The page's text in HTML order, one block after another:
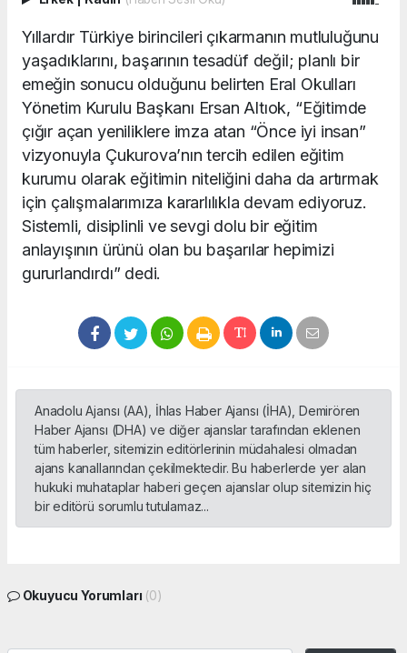
Yıllardır Türkiye birincileri çıkarmanın mutluluğunu
yaşadıklarını, başarının tesadüf değil; planlı bir
emeğin sonucu olduğunu belirten Eral Okulları
Yönetim Kurulu Başkanı Ersan Altıok, “Eğitimde
çığır açan yeniliklere imza atan “Önce iyi insan”
vizyonuyla Çukurova’nın tercih edilen eğitim
kurumu olarak eğitimin niteliğini daha da artırmak
için çalışmalarımıza kararlılıkla devam ediyoruz.
Sistemli, disiplinli ve sevgi dolu bir eğitim
anlayışının ürünü olan bu başarılar hepimizi
gururlandırdı” dedi.
Anadolu Ajansı (AA), İhlas Haber Ajansı (İHA), Demirören
Haber Ajansı (DHA) ve diğer ajanslar tarafından eklenen
tüm haberler, sitemizin editörlerinin müdahalesi olmadan
ajans kanallarından çekilmektedir. Bu haberlerde yer alan
hukuki muhataplar haberi geçen ajanslar olup sitemizin hiç
bir editörü sorumlu tutulamaz...
Okuyucu Yorumları (0)